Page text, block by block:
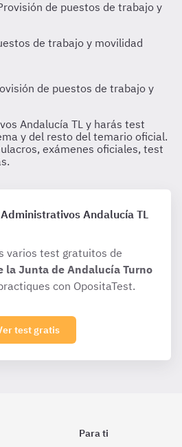
Andalucía TL
varios test gratuitos de
la Junta de Andalucía Turno
con OpositaTest.
test gratis
Para ti